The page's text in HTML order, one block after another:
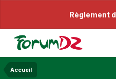
Règlement
Accueil